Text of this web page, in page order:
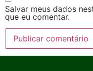
Salvar meus dados
que eu comentar.